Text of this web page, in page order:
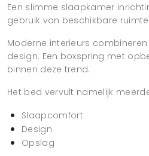
Een slimme slaapkamer
gebruik van beschikbare
Moderne interieurs
design. Een boxspring met
binnen deze trend.
Het bed vervult namelijk
Slaapcomfort
Design
Opslag